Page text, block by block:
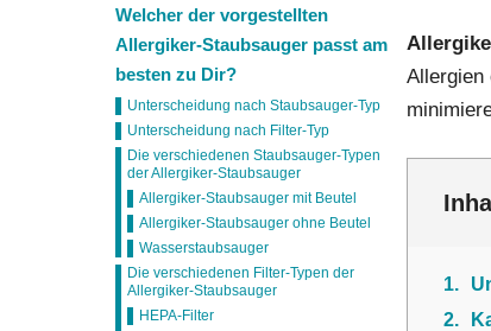
Allergien
1
2
Welcher der vorgestellten
Allergiker-Staubsauger passt am
besten zu Dir?
Unterscheidung nach Staubsauger-Typ
Unterscheidung nach Filter-Typ
Die verschiedenen Staubsauger-Typen
der Allergiker-Staubsauger
Allergiker-Staubsauger mit Beutel
Allergiker-Staubsauger ohne Beutel
Wasserstaubsauger
Die verschiedenen Filter-Typen der
Allergiker-Staubsauger
HEPA-Filter